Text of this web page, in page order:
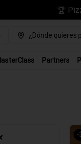
🏆
¿Dónde quieres
Partners
-